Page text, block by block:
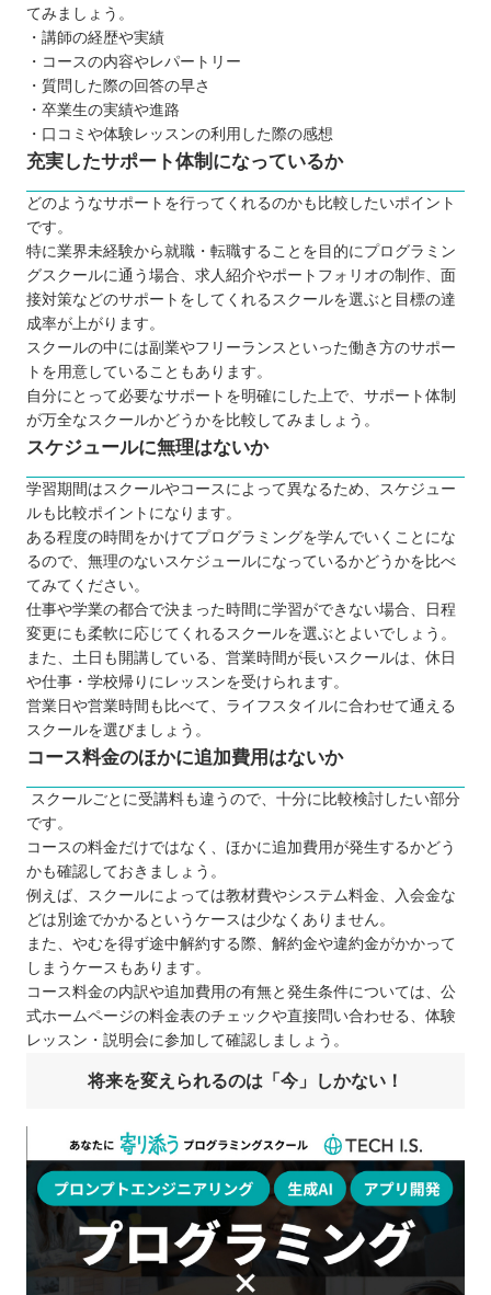
てみましょう。
・講師の経歴や実績
・コースの内容やレパートリー
・質問した際の回答の早さ
・卒業生の実績や進路
・口コミや体験レッスンの利用した際の感想
充実したサポート体制になっているか
どのようなサポートを行ってくれるのかも比較したいポイント
です。
特に業界未経験から就職・転職することを目的にプログラミン
グスクールに通う場合、求人紹介やポートフォリオの制作、面
接対策などのサポートをしてくれるスクールを選ぶと目標の達
成率が上がります。
スクールの中には副業やフリーランスといった働き方のサポー
トを用意していることもあります。
自分にとって必要なサポートを明確にした上で、サポート体制
が万全なスクールかどうかを比較してみましょう。
スケジュールに無理はないか
学習期間はスクールやコースによって異なるため、スケジュー
ルも比較ポイントになります。
ある程度の時間をかけてプログラミングを学んでいくことにな
るので、無理のないスケジュールになっているかどうかを比べ
てみてください。
仕事や学業の都合で決まった時間に学習ができない場合、日程
変更にも柔軟に応じてくれるスクールを選ぶとよいでしょう。
また、土日も開講している、営業時間が長いスクールは、休日
や仕事・学校帰りにレッスンを受けられます。
営業日や営業時間も比べて、ライフスタイルに合わせて通える
スクールを選びましょう。
コース料金のほかに追加費用はないか
スクールごとに受講料も違うので、十分に比較検討したい部分
です。
コースの料金だけではなく、ほかに追加費用が発生するかどう
かも確認しておきましょう。
例えば、スクールによっては教材費やシステム料金、入会金な
どは別途でかかるというケースは少なくありません。
また、やむを得ず途中解約する際、解約金や違約金がかかって
しまうケースもあります。
コース料金の内訳や追加費用の有無と発生条件については、公
式ホームページの料金表のチェックや直接問い合わせる、体験
レッスン・説明会に参加して確認しましょう。
将来を変えられるのは「今」しかない！